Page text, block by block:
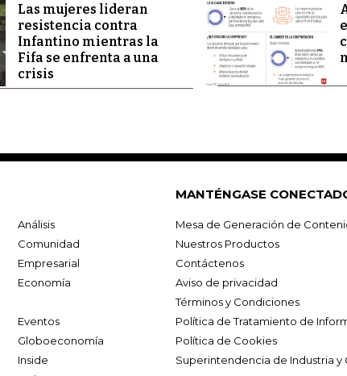
Las mujeres lideran
resistencia contra
Infantino mientras la
Fifa se enfrenta a una
crisis
Análisis
Comunidad
Empresarial
Economía
Eventos
Globoeconomía
Inside
MANTÉNGASE
Mesa de Generación de
Nuestros Productos
Contáctenos
Aviso de privacidad
Términos y Condiciones
Política de Tratamiento de
Política de Cookies
Superintendencia de Industria y